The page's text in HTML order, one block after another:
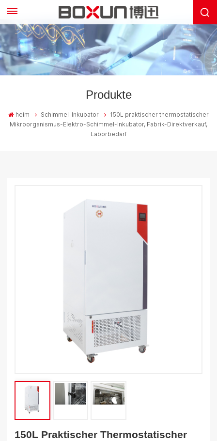
Produkte
heim Schimmel-Inkubator
150L praktischer thermostatischer
Mikroorganismus-Elektro-Schimmel-Inkubator, Fabrik-Direktverkauf,
Laborbedarf
150L Praktischer Thermostatischer